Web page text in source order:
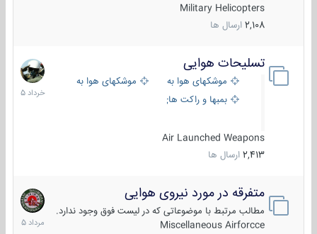
Military Helicopters
2,108 ارسال ها
تسلیحات هوایی
موشکهای هوا به هوا
موشکهای هوا به سطح
بمبها و راکت های هوایی
Air Launched Weapons
2,413 ارسال ها
30
خرداد
1405
متفرقه در مورد نیروی هوایی
مطالب مرتبط با موضوعاتی که در لیست فوق وجود ندارد.
Miscellaneous Airforcce
7
مرداد
1405